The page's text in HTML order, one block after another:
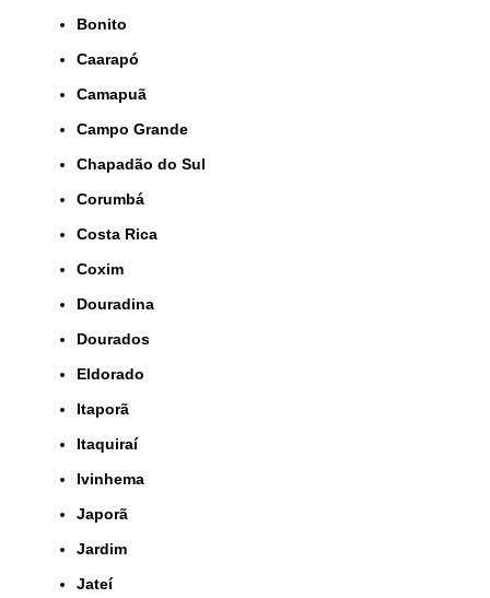
Bonito
Caarapó
Camapuã
Campo Grande
Chapadão do Sul
Corumbá
Costa Rica
Coxim
Douradina
Dourados
Eldorado
Itaporã
Itaquiraí
Ivinhema
Japorã
Jardim
Jateí